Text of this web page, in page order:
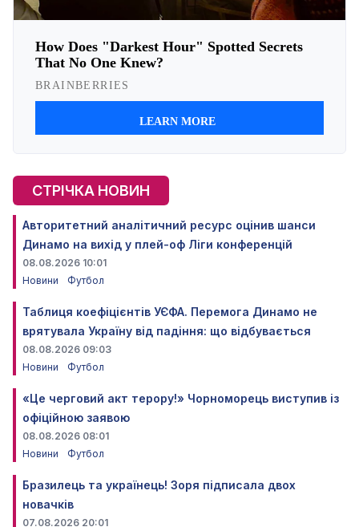
СТРІЧКА НОВИН
Авторитетний аналітичний ресурс оцінив шанси
Динамо на вихід у плей-оф Ліги конференцій
08.08.2026 10:01
Новини
Футбол
Таблиця коефіцієнтів УЄФА. Перемога Динамо не
врятувала Україну від падіння: що відбувається
08.08.2026 09:03
Новини
Футбол
«Це черговий акт терору!» Чорноморець виступив із
офіційною заявою
08.08.2026 08:01
Новини
Футбол
Бразилець та українець! Зоря підписала двох
новачків
07.08.2026 20:01